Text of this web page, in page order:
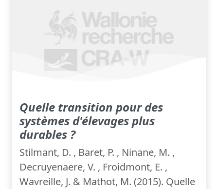
Quelle transition pour des
systèmes d'élevages plus
durables ?
Stilmant, D. , Baret, P. , Ninane, M. ,
Decruyenaere, V. , Froidmont, E. ,
Wavreille, J. & Mathot, M. (2015). Quelle